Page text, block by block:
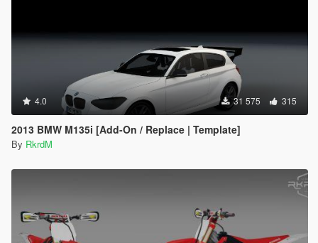
4.0 31 575 315
2013 BMW M135i [Add-On / Replace | Template]
By RkrdM